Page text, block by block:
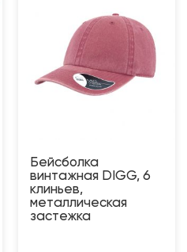
Бейсболка
винтажная DIGG, 6
клиньев,
металлическая
застежка